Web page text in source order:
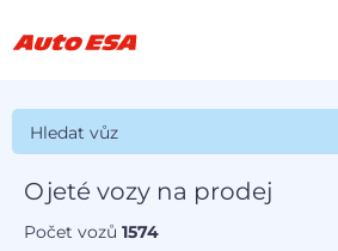
Hledat vůz
Ojeté vozy na prodej
Počet vozů1574